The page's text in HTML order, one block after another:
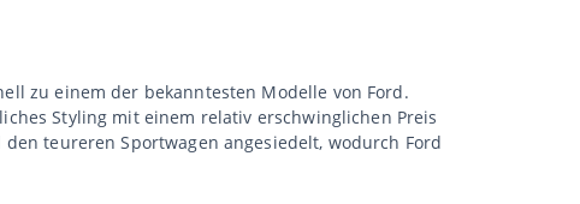
zu einem der bekanntesten Modelle von Ford.
Styling mit einem relativ erschwinglichen Preis
teureren Sportwagen angesiedelt, wodurch Ford